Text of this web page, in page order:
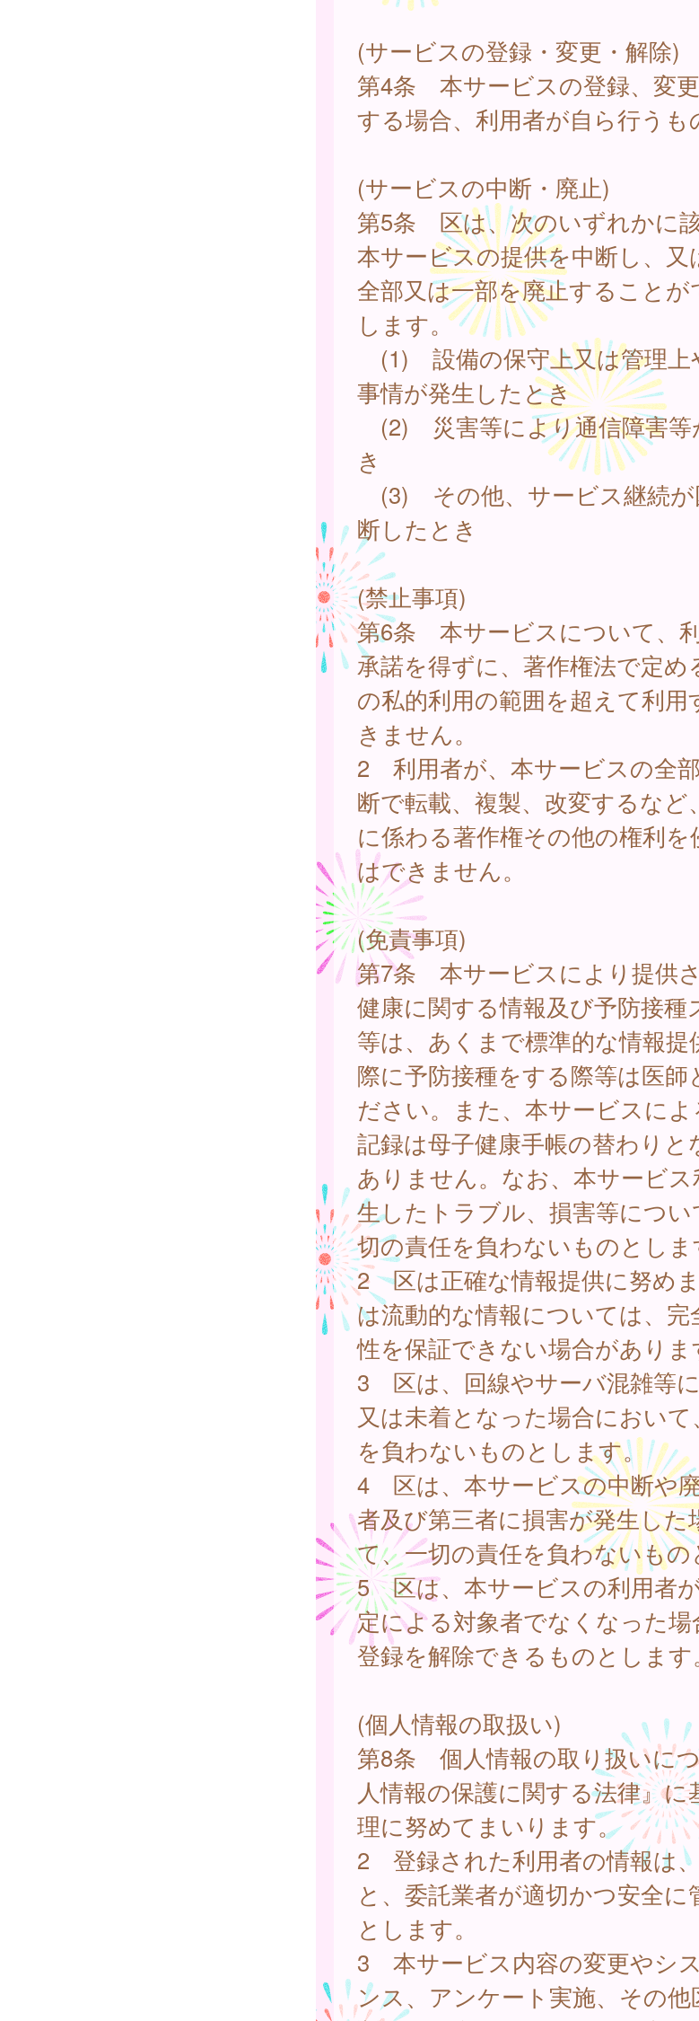
(サービスの登録・変更・解除)
第4条 本サービスの登録、変
する場合、利用者が自ら行う
(サービスの中断・廃止)
第5条 区は、次のいずれかに該
本サービスの提供を中断し、又
全部又は一部を廃止することが
します。
(1) 設備の保守上又は管理上
事情が発生したとき
(2) 災害等により通信障害等
き
(3) その他、サービス継続が
断したとき
(禁止事項)
第6条 本サービスについて、
承諾を得ずに、著作権法で定め
の私的利用の範囲を超えて利
きません。
2 利用者が、本サービスの全
断で転載、複製、改変するなど
に係わる著作権その他の権利を
はできません。
(免責事項)
第7条 本サービスにより提供
健康に関する情報及び予防接種
等は、あくまで標準的な情報提
際に予防接種をする際等は医師
ださい。また、本サービスに
記録は母子健康手帳の替わりと
ありません。なお、本サービ
生したトラブル、損害等につ
切の責任を負わないものとしま
2 区は正確な情報提供に努め
は流動的な情報については、完
性を保証できない場合がありま
3 区は、回線やサーバ混雑等
又は未着となった場合におい
を負わないものとします。
4 区は、本サービスの中断や
者及び第三者に損害が発生した
て、一切の責任を負わないもの
5 区は、本サービスの利用者
定による対象者でなくなった場
登録を解除できるものとします
(個人情報の取扱い)
第8条 個人情報の取り扱いに
人情報の保護に関する法律』に
理に努めてまいります。
2 登録された利用者の情報は
と、委託業者が適切かつ安全
とします。
3 本サービス内容の変更やシ
ンス、アンケート実施、その他